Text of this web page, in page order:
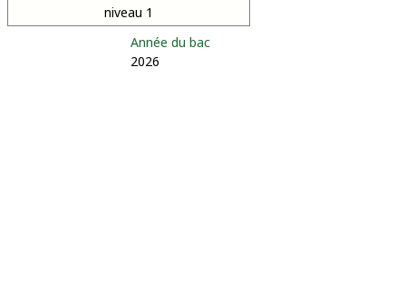
niveau 1
Année du bac
2026